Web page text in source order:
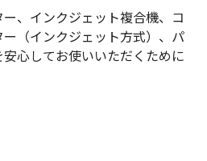
、インクジェット複合機、コ
（インクジェット方式）、パ
心してお使いいただくために